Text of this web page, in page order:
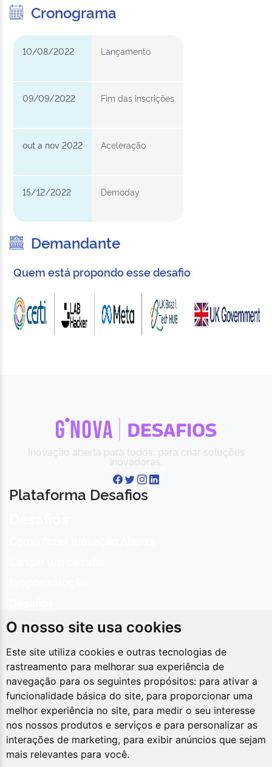
O nosso site usa cookies
Este site utiliza cookies e outras tecnologias de
rastreamento para melhorar sua experiência de
navegação para os seguintes propósitos: para ativar a
funcionalidade básica do site, para proporcionar uma
melhor experiência no site, para medir o seu interesse
nos nossos produtos e serviços e para personalizar as
interações de marketing, para exibir anúncios que sejam
mais relevantes para você.
Cronograma
10/08/2022 Lançamento
09/09/2022 Fim das inscrições
out a nov 2022 Aceleração
15/12/2022 Demoday
Demandante
Quem está propondo esse desafio
Inovação aberta para todos, para criar soluções
inovadoras.
Plataforma Desafios
Sobre
Inovações
GnovaRede InovagovÉpicos LIIA
Contatos
Asa Sul, SPO Área Especial 2-A, CEP 70.610-900,
Brasília/DF
(61) 2020-3000